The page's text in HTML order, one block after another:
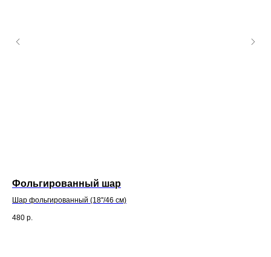
Фольгированный шар
Шар фольгированный (18''/46 см)
480 р.